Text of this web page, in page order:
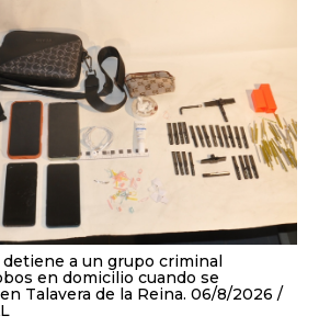
a un grupo criminal
en domicilio cuando se
Talavera de la Reina. 06/8/2026